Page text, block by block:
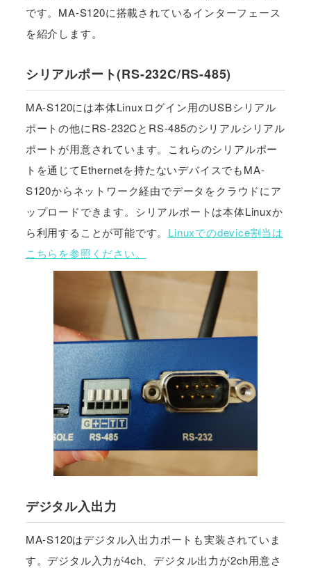
です。MA-S120に搭載されているインターフェース
を紹介します。
シリアルポート(RS-232C/RS-485)
MA-S120には本体Linuxログイン用のUSBシリアル
ポートの他にRS-232CとRS-485のシリアルシリアル
ポートが用意されています。これらのシリアルポー
トを通じてEthernetを持たないデバイスでもMA-
S120からネットワーク経由でデータをクラウドにア
ップロードできます。シリアルポートは本体Linuxか
ら利用することが可能です。 Linuxでのdevice割当は
こちらを参照ください。
デジタル入出力
MA-S120はデジタル入出力ポートも実装されていま
す。デジタル入力が4ch、デジタル出力が2ch用意さ